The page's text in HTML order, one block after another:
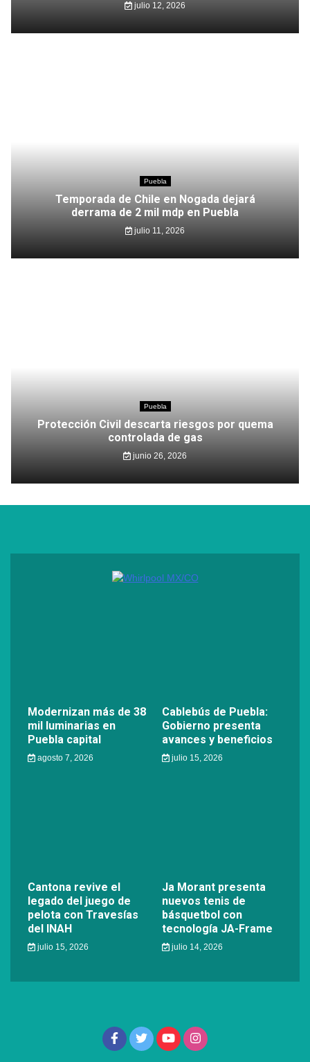
julio 12, 2026
Puebla
Temporada de Chile en Nogada dejará
derrama de 2 mil mdp en Puebla
julio 11, 2026
Puebla
Protección Civil descarta riesgos por quema
controlada de gas
junio 26, 2026
Modernizan más de 38
mil luminarias en
Puebla capital
agosto 7, 2026
Cablebús de Puebla:
Gobierno presenta
avances y beneficios
julio 15, 2026
Cantona revive el
legado del juego de
pelota con Travesías
del INAH
julio 15, 2026
Ja Morant presenta
nuevos tenis de
básquetbol con
tecnología JA-Frame
julio 14, 2026